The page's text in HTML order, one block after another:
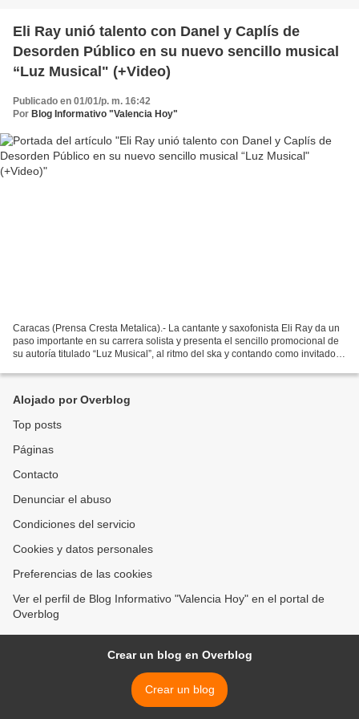
Eli Ray unió talento con Danel y Caplís de
Desorden Público en su nuevo sencillo musical
“Luz Musical" (+Video)
Publicado en 01/01/p. m. 16:42
Por Blog Informativo "Valencia Hoy"
Caracas (Prensa Cresta Metalica).- La cantante y saxofonista Eli Ray da un
paso importante en su carrera solista y presenta el sencillo promocional de
su autoría titulado “Luz Musical”, al ritmo del ska y contando como invitados
Alojado por Overblog
Top posts
Páginas
Contacto
Denunciar el abuso
Condiciones del servicio
Cookies y datos personales
Preferencias de las cookies
Ver el perfil de Blog Informativo "Valencia Hoy" en el portal de
Overblog
Crear un blog en Overblog
Crear un blog